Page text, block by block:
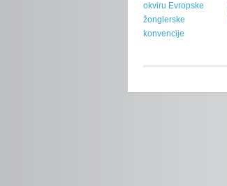
okviru Evropske
žonglerske
konvencije